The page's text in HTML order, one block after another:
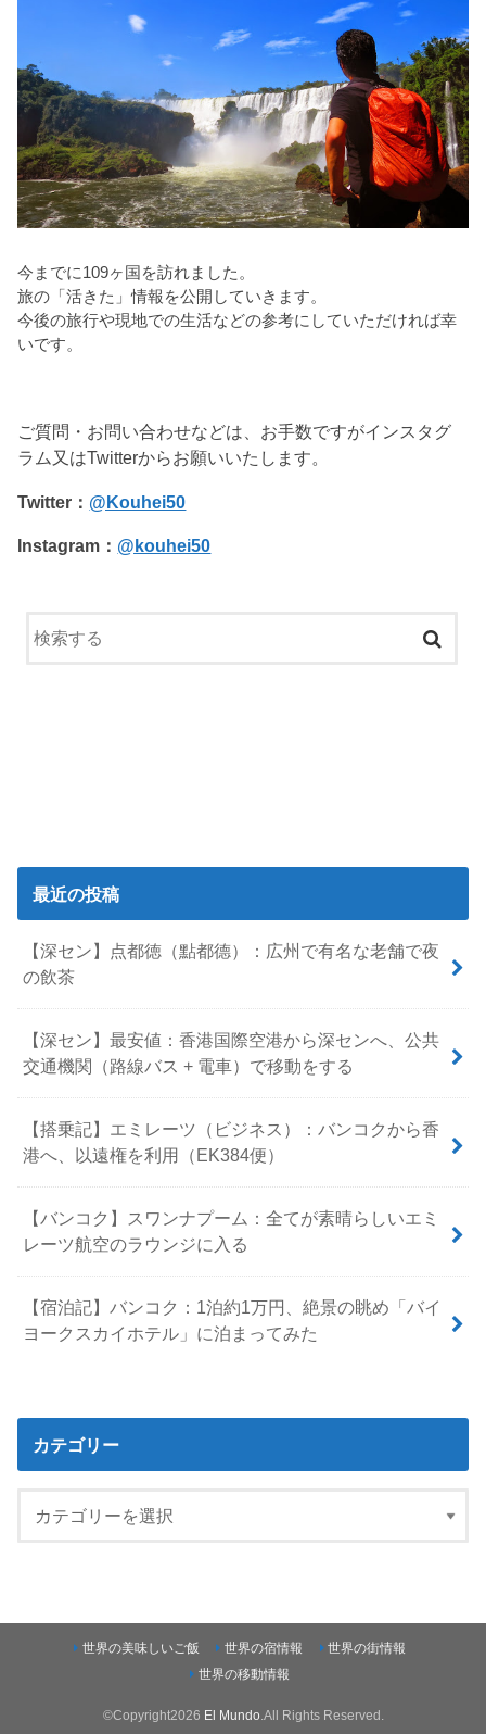
今までに109ヶ国を訪れました。
旅の「活きた」情報を公開していきます。
今後の旅行や現地での生活などの参考にしていただければ幸
いです。
ご質問・お問い合わせなどは、お手数ですがインスタグ
ラム又はTwitterからお願いいたします。
Twitter： @Kouhei50
Instagram： @kouhei50
最近の投稿
【深セン】点都徳（點都德）：広州で有名な老舗で夜
の飲茶
【深セン】最安値：香港国際空港から深センへ、公共
交通機関（路線バス + 電車）で移動をする
【搭乗記】エミレーツ（ビジネス）：バンコクから香
港へ、以遠権を利用（EK384便）
【バンコク】スワンナプーム：全てが素晴らしいエミ
レーツ航空のラウンジに入る
【宿泊記】バンコク：1泊約1万円、絶景の眺め「バイ
ヨークスカイホテル」に泊まってみた
カテゴリー
世界の美味しいご飯 世界の宿情報
世界の街情報
世界の移動情報
©Copyright2026 El Mundo .All Rights Reserved.